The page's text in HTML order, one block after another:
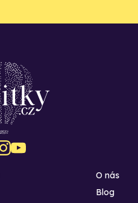
O nás
Blog